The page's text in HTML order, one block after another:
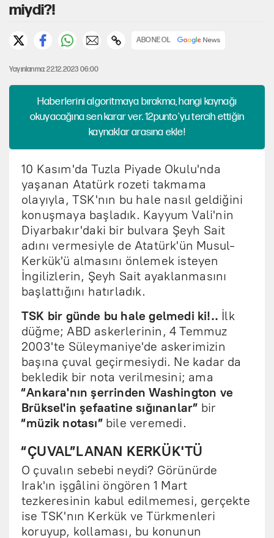
miydi?!
ABONE OL
Yayınlanma: 22.12.2023 06:00
Haberlerini algoritmaya bırakma, hangi kaynağı
okuyacağına sen karar ver. 12punto'yu tercih ettiğin
kaynaklar arasına ekle!
10 Kasım'da Tuzla Piyade Okulu'nda
yaşanan Atatürk rozeti takmama
olayıyla, TSK'nın bu hale nasıl geldiğini
konuşmaya başladık. Kayyum Vali'nin
Diyarbakır'daki bir bulvara Şeyh Sait
adını vermesiyle de Atatürk'ün Musul-
Kerkük'ü almasını önlemek isteyen
İngilizlerin, Şeyh Sait ayaklanmasını
başlattığını hatırladık.
TSK bir günde bu hale gelmedi ki!.. İlk
düğme; ABD askerlerinin, 4 Temmuz
2003'te Süleymaniye'de askerimizin
başına çuval geçirmesiydi. Ne kadar da
bekledik bir nota verilmesini; ama
“Ankara'nın şerrinden Washington ve
Brüksel'in şefaatine sığınanlar” bir
“müzik notası”bile veremedi.
“ÇUVAL”LANAN KERKÜK'TÜ
O çuvalın sebebi neydi? Görünürde
Irak'ın işgâlini öngören 1 Mart
tezkeresinin kabul edilmemesi, gerçekte
ise TSK'nın Kerkük ve Türkmenleri
koruyup, kollaması, bu konunun